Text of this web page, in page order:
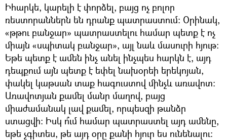
Իհարկե, կարելի է փորձել, բայց ոչ բոլոր
ռեստորաններն են դրանք պատրաստում։ Օրինակ,
«թթու բանջար» պատրաստելու համար պետք է ոչ
միայն «սպիտակ բանջար», այլ նաև մասուրի հյութ։
Եթե պետք է ամեն ինչ անել ինչպես հարկն է, այդ
դեպքում այն պետք է եփել նախօրեի երեկոյան,
փակել կաթսան տաք հագուստով մինչև առավոտ։
Առավոտյան քամել մանր մաղով, բայց
միաժամանակ լավ քամել, որպեսզի թանձր
ստացվի։ Իսկ ո՞ւմ համար պատրաստել այդ ամենը,
եթե չգիտես, թե այդ օրը քանի հյուր ես ունենալու։